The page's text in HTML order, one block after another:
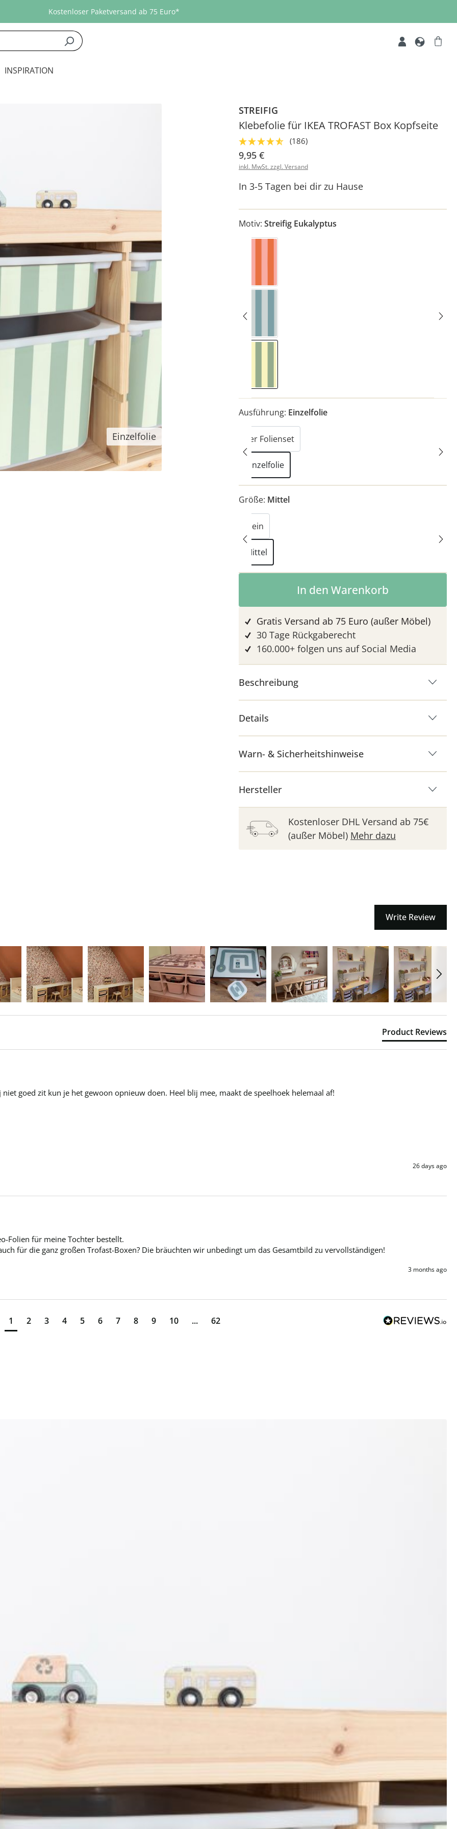
Kostenloser Paketversand ab 75 Euro*
INSPIRATION
Einzelfolie
STREIFIG
Klebefolie für IKEA TROFAST Box Kopfseite
(186)
9,95 €
inkl. MwSt. zzgl. Versand
In 3-5 Tagen bei dir zu Hause
Motiv: Streifig Eukalyptus
Ausführung: Einzelfolie
3er Folienset
Einzelfolie
Größe: Mittel
Klein
Mittel
In den Warenkorb
Gratis Versand ab 75 Euro (außer Möbel)
30 Tage Rückgaberecht
160.000+ folgen uns auf Social Media
Beschreibung
Details
Warn- & Sicherheitshinweise
Hersteller
Kostenloser DHL Versand ab 75€
(außer Möbel) Mehr dazu
Write Review
Product Reviews
goed zit kun je het gewoon opnieuw doen. Heel blij mee, maakt de speelhoek helemaal af!
26 days ago
Folien für meine Tochter bestellt.
für die ganz großen Trofast-Boxen? Die bräuchten wir unbedingt um das Gesamtbild zu vervollständigen!
3 months ago
1 2 3 4 5 6 7 8 9 10 ... 62